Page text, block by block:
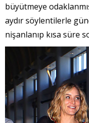
büyütmeye
aydır söylentilerle
nişanlanıp kısa süre